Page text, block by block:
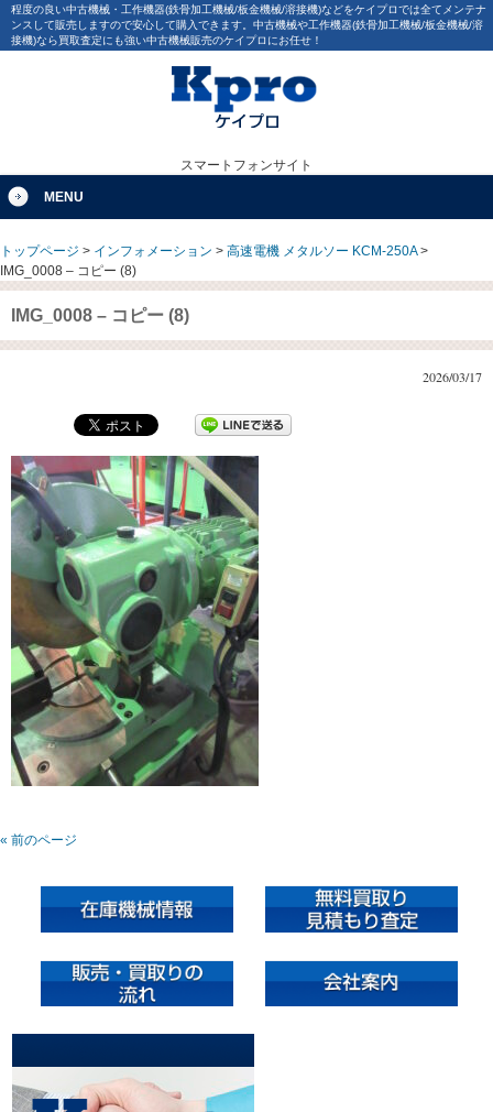
程度の良い中古機械・工作機器(鉄骨加工機械/板金機械/溶接機)などをケイプロでは全てメンテナ
ンスして販売しますので安心して購入できます。中古機械や工作機器(鉄骨加工機械/板金機械/溶
接機)なら買取査定にも強い中古機械販売のケイプロにお任せ！
スマートフォンサイト
MENU
トップページ > インフォメーション > 高速電機 メタルソー KCM-250A>
IMG_0008 – コピー (8)
IMG_0008 – コピー (8)
2026/03/17
« 前のページ